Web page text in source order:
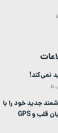
نمی‌کند!
جدید خود را با
گوگل پلی، حسگر ضربان قلب و GPS